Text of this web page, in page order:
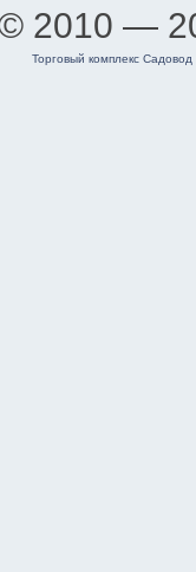
2010 —
Торговый комплекс Садовод